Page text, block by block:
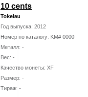
10 cents
Tokelau
Год выпуска: 2012
Номер по каталогу: KM# 0000
Металл: -
Вес: -
Качество монеты: XF
Размер: -
Тираж: -